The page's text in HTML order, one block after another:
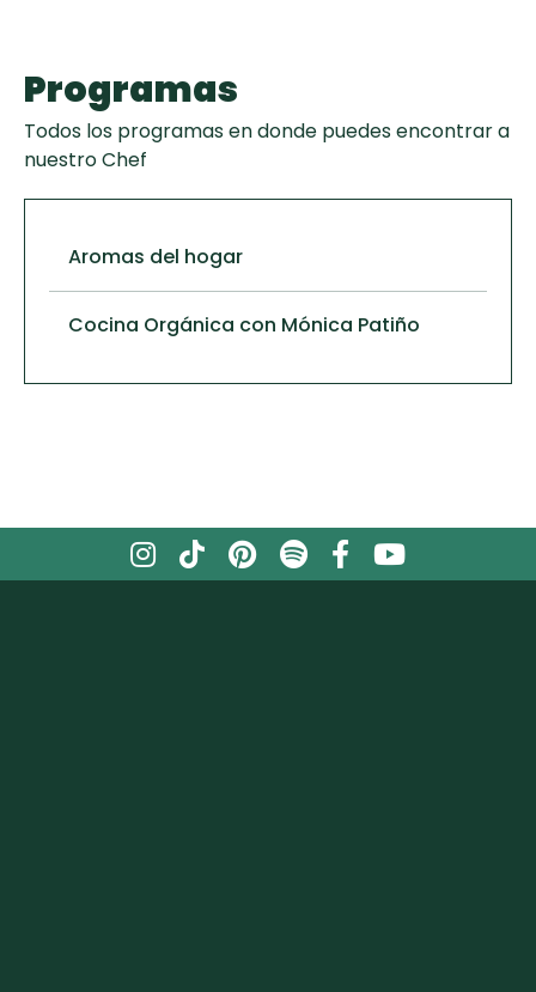
Programas
Todos los programas en donde puedes encontrar a
nuestro Chef
Aromas del hogar
Cocina Orgánica con Mónica Patiño